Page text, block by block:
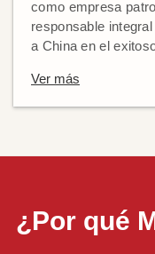
como empresa
responsable
a China en el
Ver más
¿Por qué